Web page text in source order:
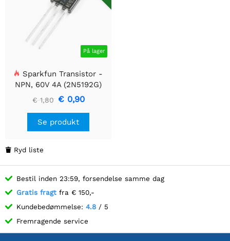
På lager
Sparkfun Transistor -
NPN, 60V 4A (2N5192G)
€ 1,80 € 0,90
Se produkt
 Ryd liste
Bestil inden 23:59, forsendelse samme dag
Gratis fragt fra € 150,-
Kundebedømmelse: 4.8 / 5
Fremragende service